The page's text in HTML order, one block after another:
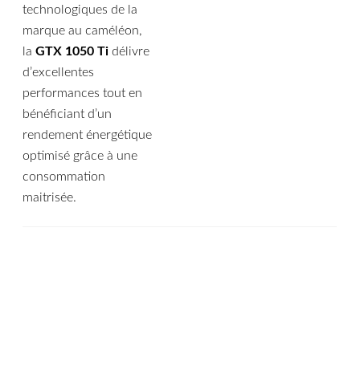
technologiques de la
marque au caméléon,
laGTX 1050 Tidélivre
d’excellentes
performances tout en
bénéficiant d’un
rendement énergétique
optimisé grâce à une
consommation
maitrisée.